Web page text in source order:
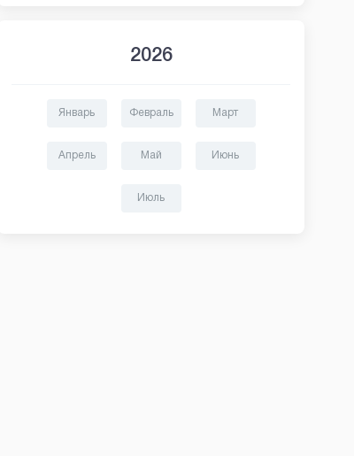
2026
Январь Февраль Март
Апрель Май Июнь
Июль